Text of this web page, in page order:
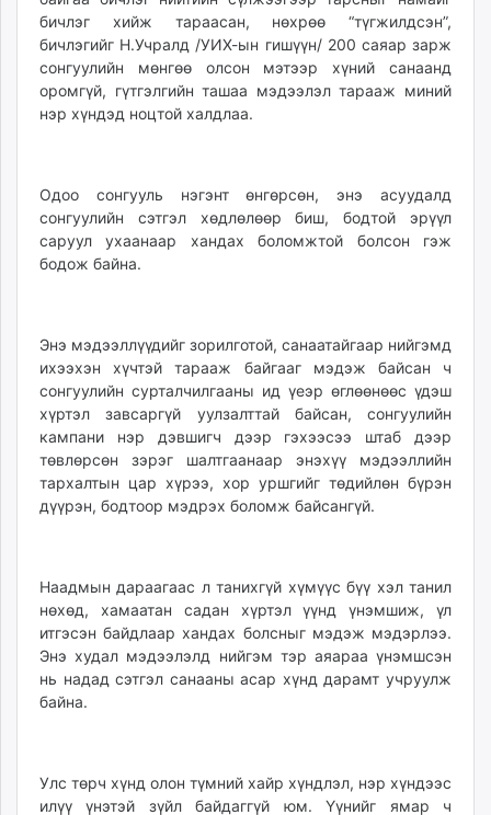
tvmongolia.mn
mass.mn
unegui.mn
assa.mn
paparazzi.mn
unread.today
бичлэг хийж тараасан, нөхрөө “түгжилдсэн”,
бичлэгийг Н.Учралд /УИХ-ын гишүүн/ 200 саяар зарж
сонгуулийн мөнгөө олсон мэтээр хүний санаанд
оромгүй, гүтгэлгийн ташаа мэдээлэл тарааж миний
нэр хүндэд ноцтой халдлаа.
Одоо сонгууль нэгэнт өнгөрсөн, энэ асуудалд
сонгуулийн сэтгэл хөдлөлөөр биш, бодтой эрүүл
саруул ухаанаар хандах боломжтой болсон гэж
бодож байна.
Энэ мэдээллүүдийг зорилготой, санаатайгаар нийгэмд
ихээхэн хүчтэй тарааж байгааг мэдэж байсан ч
сонгуулийн сурталчилгааны ид үеэр өглөөнөөс үдэш
хүртэл завсаргүй уулзалттай байсан, сонгуулийн
кампани нэр дэвшигч дээр гэхээсээ штаб дээр
төвлөрсөн зэрэг шалтгаанаар энэхүү мэдээллийн
тархалтын цар хүрээ, хор уршгийг төдийлөн бүрэн
дүүрэн, бодтоор мэдрэх боломж байсангүй.
Наадмын дараагаас л танихгүй хүмүүс бүү хэл танил
нөхөд, хамаатан садан хүртэл үүнд үнэмшиж, үл
итгэсэн байдлаар хандах болсныг мэдэж мэдэрлээ.
Энэ худал мэдээлэлд нийгэм тэр аяараа үнэмшсэн
нь надад сэтгэл санааны асар хүнд дарамт учруулж
байна.
Улс төрч хүнд олон түмний хайр хүндлэл, нэр хүндээс
илүү үнэтэй зүйл байдаггүй юм. Үүнийг ямар ч